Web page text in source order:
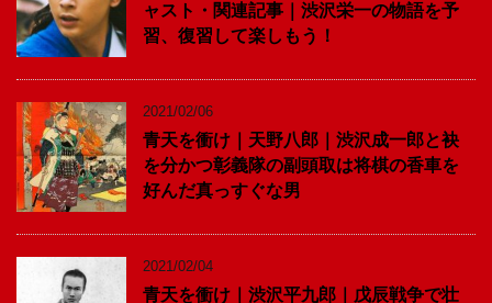
ャスト・関連記事｜渋沢栄一の物語を予
習、復習して楽しもう！
2021/02/06
青天を衝け｜天野八郎｜渋沢成一郎と袂
を分かつ彰義隊の副頭取は将棋の香車を
好んだ真っすぐな男
2021/02/04
青天を衝け｜渋沢平九郎｜戊辰戦争で壮